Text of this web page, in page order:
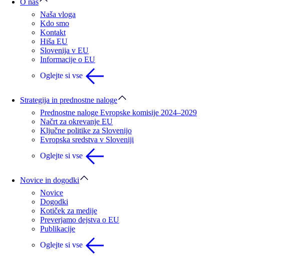
O nas
Naša vloga
Kdo smo
Kontakt
Hiša EU
Slovenija v EU
Informacije o EU
Oglejte si vse
Strategija in prednostne naloge
Prednostne naloge Evropske komisije 2024–2029
Načrt za okrevanje EU
Ključne politike za Slovenijo
Evropska sredstva v Sloveniji
Oglejte si vse
Novice in dogodki
Novice
Dogodki
Kotiček za medije
Preverjamo dejstva o EU
Publikacije
Oglejte si vse